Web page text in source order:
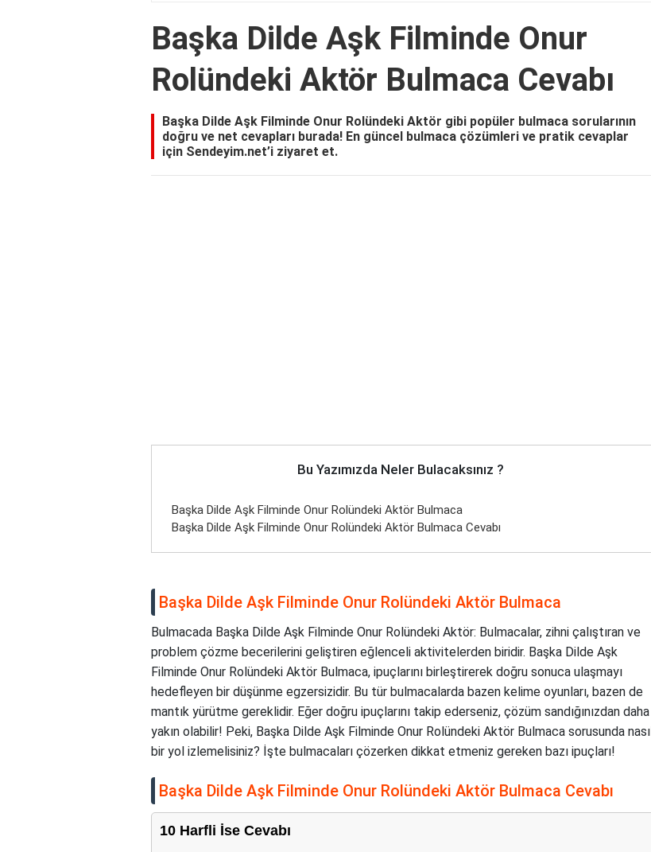
Başka Dilde Aşk Filminde Onur
Rolündeki Aktör Bulmaca Cevabı
Başka Dilde Aşk Filminde Onur Rolündeki Aktör gibi popüler bulmaca sorularının
doğru ve net cevapları burada! En güncel bulmaca çözümleri ve pratik cevaplar
için Sendeyim.net’i ziyaret et.
Bu Yazımızda Neler Bulacaksınız ?
Başka Dilde Aşk Filminde Onur Rolündeki Aktör Bulmaca
Başka Dilde Aşk Filminde Onur Rolündeki Aktör Bulmaca Cevabı
Başka Dilde Aşk Filminde Onur Rolündeki Aktör Bulmaca
Bulmacada Başka Dilde Aşk Filminde Onur Rolündeki Aktör: Bulmacalar, zihni çalıştıran ve
problem çözme becerilerini geliştiren eğlenceli aktivitelerden biridir. Başka Dilde Aşk
Filminde Onur Rolündeki Aktör Bulmaca, ipuçlarını birleştirerek doğru sonuca ulaşmayı
hedefleyen bir düşünme egzersizidir. Bu tür bulmacalarda bazen kelime oyunları, bazen de
mantık yürütme gereklidir. Eğer doğru ipuçlarını takip ederseniz, çözüm sandığınızdan daha
yakın olabilir! Peki, Başka Dilde Aşk Filminde Onur Rolündeki Aktör Bulmaca sorusunda nasıl
bir yol izlemelisiniz? İşte bulmacaları çözerken dikkat etmeniz gereken bazı ipuçları!
Başka Dilde Aşk Filminde Onur Rolündeki Aktör Bulmaca Cevabı
10 Harfli İse Cevabı